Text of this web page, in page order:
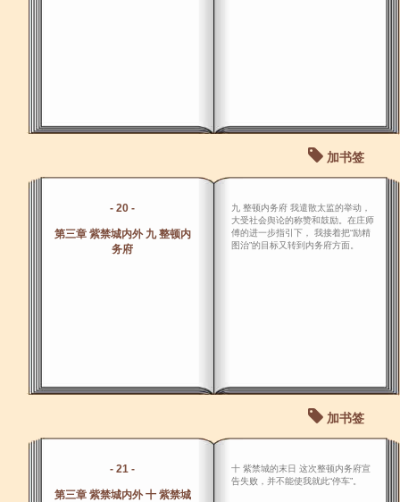
加书签
- 20 -
第三章 紫禁城内外 九 整顿内
务府
九 整顿内务府 我遣散太监的举动，
大受社会舆论的称赞和鼓励。在庄师
傅的进一步指引下， 我接着把“励精
图治”的目标又转到内务府方面。
加书签
- 21 -
第三章 紫禁城内外 十 紫禁城
十 紫禁城的末日 这次整顿内务府宣
告失败，并不能使我就此“停车”。